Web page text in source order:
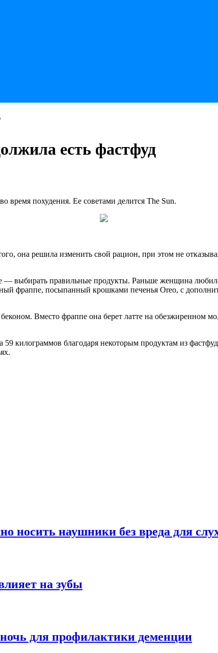
есть фастфуд
похудения. Ее советами делится The Sun.
она решила изменить свой рацион, при этом не
— выбирать правильные продукты. Раньше женщина
фраппе, посыпанный крошками печенья Oreo, с
Вместо фраппе она берет латте на обезжиренном
килограммов благодаря некоторым продуктам из
носить наушники без вреда для
на зубы
для профилактики деменции